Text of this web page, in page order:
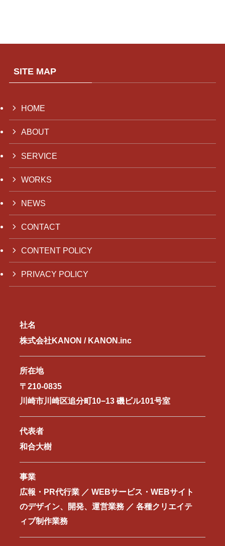
SITE MAP
HOME
ABOUT
SERVICE
WORKS
NEWS
CONTACT
CONTENT POLICY
PRIVACY POLICY
社名
株式会社KANON / KANON.inc
所在地
〒210-0835
川崎市川崎区追分町10−13 磯ビル101号室
代表者
和合大樹
事業
広報・PR代行業 ／ WEBサービス・WEBサイト
のデザイン、開発、運営業務 ／ 各種クリエイテ
ィブ制作業務